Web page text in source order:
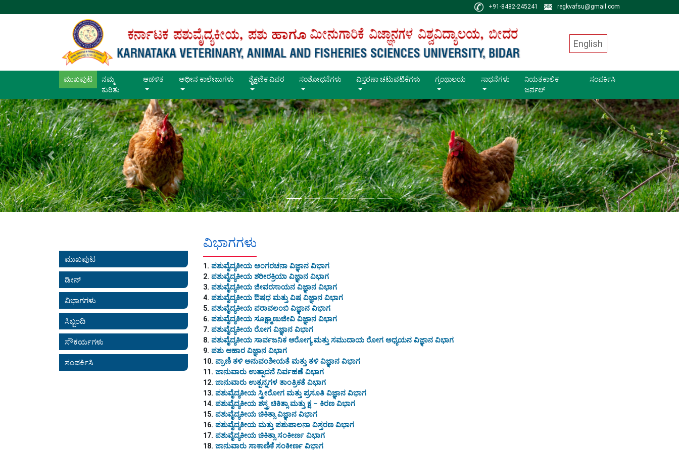
+91-8482-245241 regkvafsu@gmail.com
English
ಮುಖಪುಟ (current)
ನಮ್ಮ
ಕುರಿತು
ಆಡಳಿತ ಅಧೀನ ಕಾಲೇಜುಗಳು ಶೈಕ್ಷಣಿಕ ವಿವರ ಸಂಶೋಧನೆಗಳು ವಿಸ್ತರಣಾ ಚಟುವಟಿಕೆಗಳು ಗ್ರಂಥಾಲಯ ಸಾಧನೆಗಳು
ನಿಯತಕಾಲಿಕ
ಜರ್ನಲ್
ಸಂಪರ್ಕಿಸಿ
Previous Next
ಮುಖಪುಟ
ಡೀನ್
ವಿಭಾಗಗಳು
ಸಿಬ್ಬಂದಿ
ಸೌಕರ್ಯಗಳು
ಸಂಪರ್ಕಿಸಿ
ವಿಭಾಗಗಳು
1. ಪಶುವೈದ್ಯಕೀಯ ಅಂಗರಚನಾ ವಿಜ್ಞಾನ ವಿಭಾಗ
2. ಪಶುವೈದ್ಯಕೀಯ ಶರೀರಕ್ರಿಯಾ ವಿಜ್ಞಾನ ವಿಭಾಗ
3. ಪಶುವೈದ್ಯಕೀಯ ಜೀವರಸಾಯನ ವಿಜ್ಞಾನ ವಿಭಾಗ
4. ಪಶುವೈದ್ಯಕೀಯ ಔಷಧ ಮತ್ತು ವಿಷ ವಿಜ್ಞಾನ ವಿಭಾಗ
5. ಪಶುವೈದ್ಯಕೀಯ ಪರಾವಲಂಬಿ ವಿಜ್ಞಾನ ವಿಭಾಗ
6. ಪಶುವೈದ್ಯಕೀಯ ಸೂಕ್ಷ್ಮಾಣುಜೀವಿ ವಿಜ್ಞಾನ ವಿಭಾಗ
7. ಪಶುವೈದ್ಯಕೀಯ ರೋಗ ವಿಜ್ಞಾನ ವಿಭಾಗ
8. ಪಶುವೈದ್ಯಕೀಯ ಸಾರ್ವಜನಿಕ ಆರೋಗ್ಯ ಮತ್ತು ಸಮುದಾಯ ರೋಗ ಅಧ್ಯಯನ ವಿಜ್ಞಾನ ವಿಭಾಗ
9. ಪಶು ಆಹಾರ ವಿಜ್ಞಾನ ವಿಭಾಗ
10. ಪ್ರಾಣಿ ತಳಿ ಅನುವಂಶೀಯತೆ ಮತ್ತು ತಳಿ ವಿಜ್ಞಾನ ವಿಭಾಗ
11. ಜಾನುವಾರು ಉತ್ಪಾದನೆ ನಿರ್ವಹಣೆ ವಿಭಾಗ
12. ಜಾನುವಾರು ಉತ್ಪನ್ನಗಳ ತಾಂತ್ರಿಕತೆ ವಿಭಾಗ
13. ಪಶುವೈದ್ಯಕೀಯ ಸ್ತ್ರೀರೋಗ ಮತ್ತು ಪ್ರಸೂತಿ ವಿಜ್ಞಾನ ವಿಭಾಗ
14. ಪಶುವೈದ್ಯಕೀಯ ಶಸ್ತ್ರ ಚಿಕಿತ್ಸಾ ಮತ್ತು ಕ್ಷ – ಕಿರಣ ವಿಭಾಗ
15. ಪಶುವೈದ್ಯಕೀಯ ಚಿಕಿತ್ಸಾ ವಿಜ್ಞಾನ ವಿಭಾಗ
16. ಪಶುವೈದ್ಯಕೀಯ ಮತ್ತು ಪಶುಪಾಲನಾ ವಿಸ್ತರಣ ವಿಭಾಗ
17. ಪಶುವೈದ್ಯಕೀಯ ಚಿಕಿತ್ಸಾ ಸಂಕೀರ್ಣ ವಿಭಾಗ
18. ಜಾನುವಾರು ಸಾಕಾಣಿಕೆ ಸಂಕೀರ್ಣ ವಿಭಾಗ